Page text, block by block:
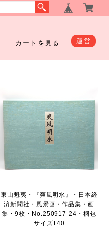
カートを見る 運営
東山魁夷・『爽風明水』・日本経
済新聞社・風景画・作品集・画
集・9枚・No.250917-24・梱包
サイズ140